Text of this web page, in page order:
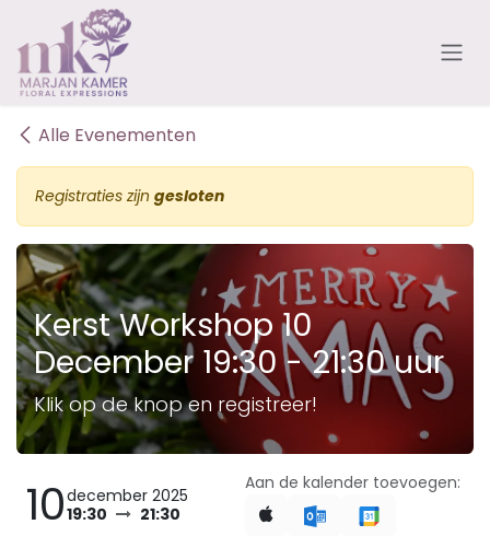
Overslaan naar inhoud
Alle Evenementen
Registraties zijn gesloten
Kerst Workshop 10
December 19:30 - 21:30 uur
Klik op de knop en registreer!
10december 2025
19:30
21:30
Aan de kalender toevoegen: